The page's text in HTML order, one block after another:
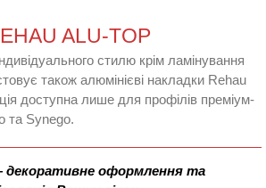
ALU-TOP
стилю крім ламінування
також алюмінієві накладки Rehau
доступна лише для профілів преміум-
та Synego.
декоративне оформлення та